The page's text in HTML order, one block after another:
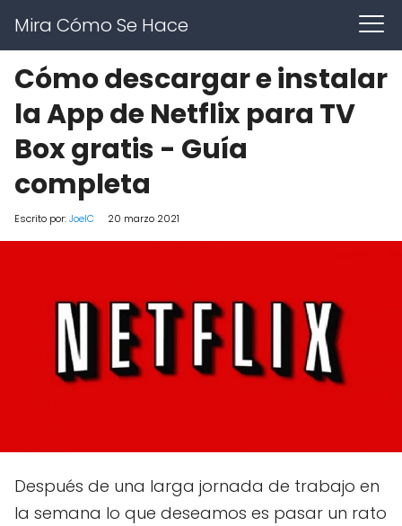
Mira Cómo Se Hace
Cómo descargar e instalar
la App de Netflix para TV
Box gratis - Guía
completa
Escrito por:JoelC 20 marzo 2021
Después de una larga jornada de trabajo en
la semana lo que deseamos es pasar un rato